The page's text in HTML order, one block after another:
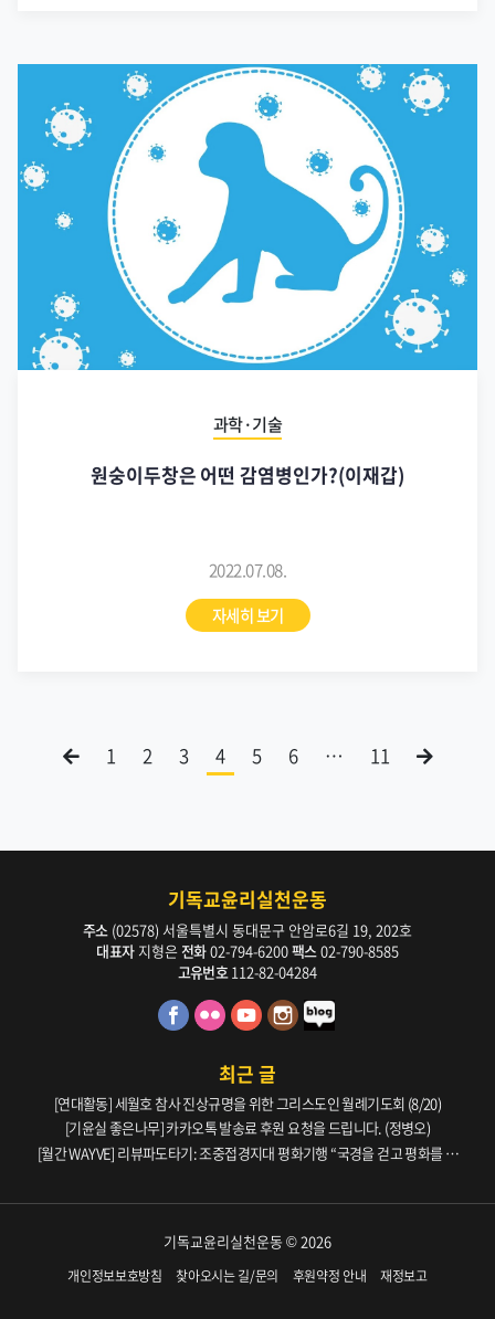
과학·기술
원숭이두창은 어떤 감염병인가?(이재갑)
2022.07.08.
자세히 보기
1 2 3 4 5 6 … 11
기독교윤리실천운동
주소 (02578) 서울특별시 동대문구 안암로6길 19, 202호
대표자지형은 전화02-794-6200팩스 02-790-8585
고유번호 112-82-04284
최근 글
[연대활동] 세월호 참사 진상규명을 위한 그리스도인 월례기도회 (8/20)
[기윤실 좋은나무] 카카오톡 발송료 후원 요청을 드립니다. (정병오)
[월간 WAYVE] 리뷰파도타기: 조중접경지대 평화기행 “국경을 걷고 평화를 생
기독교윤리실천운동 © 2026
개인정보보호방침 찾아오시는 길/문의 후원약정 안내 재정보고